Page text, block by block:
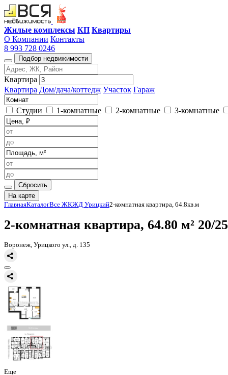
Жилые комплексы КП Квартиры
О Компании Контакты
8 993 728 0246
Подбор недвижимости
Квартира
Квартира Дом/дача/коттедж Участок Гараж
Студии 1-комнатные 2-комнатные 3-комнатные
Сбросить
На карте
Главная
2-комнатная квартира, 64.80
Воронеж, Урицкого ул., д. 135